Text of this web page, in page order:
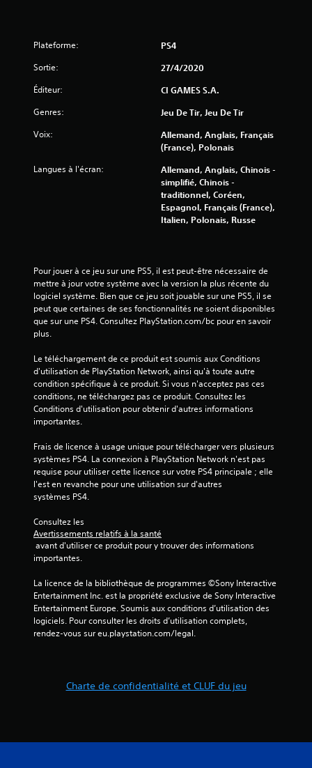
3
9
6
a
v
i
)
Plateforme: PS4
Sortie: 27/4/2020
Éditeur: CI GAMES S.A.
Genres: Jeu De Tir, Jeu De Tir
Voix:
Allemand, Anglais, Français
(France), Polonais
Langues à l'écran:
Allemand, Anglais, Chinois -
simplifié, Chinois -
traditionnel, Coréen,
Espagnol, Français (France),
Italien, Polonais, Russe
Pour jouer à ce jeu sur une PS5, il est peut-être nécessaire de
mettre à jour votre système avec la version la plus récente du
logiciel système. Bien que ce jeu soit jouable sur une PS5, il se
peut que certaines de ses fonctionnalités ne soient disponibles
que sur une PS4. Consultez PlayStation.com/bc pour en savoir
plus.
Le téléchargement de ce produit est soumis aux Conditions
d'utilisation de PlayStation Network, ainsi qu'à toute autre
condition spécifique à ce produit. Si vous n'acceptez pas ces
conditions, ne téléchargez pas ce produit. Consultez les
Conditions d'utilisation pour obtenir d'autres informations
importantes.
Frais de licence à usage unique pour télécharger vers plusieurs
systèmes PS4. La connexion à PlayStation Network n'est pas
requise pour utiliser cette licence sur votre PS4 principale ; elle
l'est en revanche pour une utilisation sur d'autres
systèmes PS4.
Consultez les
Avertissements relatifs à la santé
importantes.
La licence de la bibliothèque de programmes ©Sony Interactive
Entertainment Inc. est la propriété exclusive de Sony Interactive
Entertainment Europe. Soumis aux conditions d’utilisation des
logiciels. Pour consulter les droits d’utilisation complets,
rendez-vous sur eu.playstation.com/legal.
Charte de confidentialité et CLUF du jeu